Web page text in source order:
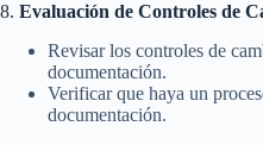
8. Evaluación de Controles de
Revisar los controles de
documentación.
Verificar que haya un
documentación.